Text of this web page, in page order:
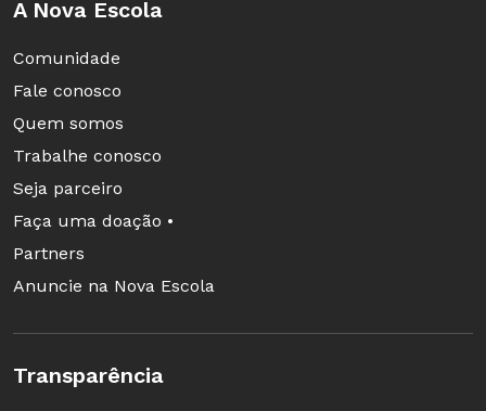
A Nova Escola
Comunidade
Fale conosco
Quem somos
Trabalhe conosco
Seja parceiro
Faça uma doação •
Partners
Anuncie na Nova Escola
Transparência